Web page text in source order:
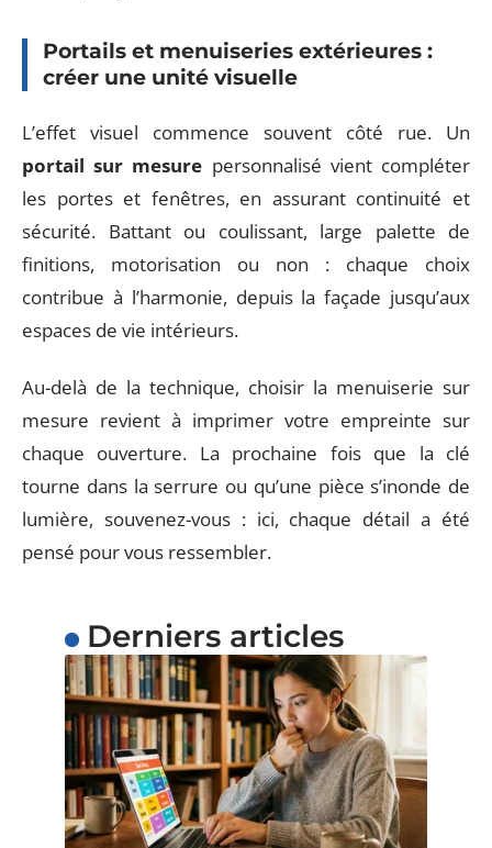
Portails et menuiseries extérieures :
créer une unité visuelle
L’effet visuel commence souvent côté rue. Un
portail sur mesure personnalisé vient compléter
les portes et fenêtres, en assurant continuité et
sécurité. Battant ou coulissant, large palette de
finitions, motorisation ou non : chaque choix
contribue à l’harmonie, depuis la façade jusqu’aux
espaces de vie intérieurs.
Au-delà de la technique, choisir la menuiserie sur
mesure revient à imprimer votre empreinte sur
chaque ouverture. La prochaine fois que la clé
tourne dans la serrure ou qu’une pièce s’inonde de
lumière, souvenez-vous : ici, chaque détail a été
pensé pour vous ressembler.
Derniers articles